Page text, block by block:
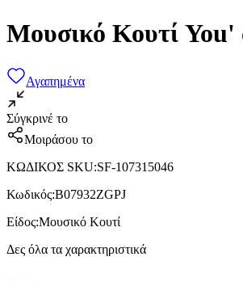
Μουσικό Κουτί
Αγαπημένα
Σύγκρινέ το
Μοιράσου το
ΚΩΔΙΚΟΣ SKU:SF-107315046
Κωδικός:‎B07932ZGPJ
Είδος:Μουσικό Κουτί
Δες όλα τα χαρακτηριστικά